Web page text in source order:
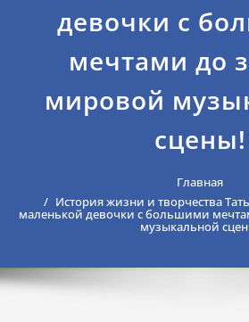
девочки с
мечтами до
мировой
сцены!
Главная
История жизни и творчества
маленькой девочки с большими
музыкальной